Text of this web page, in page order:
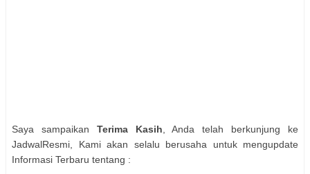
Saya sampaikan Terima Kasih , Anda telah berkunjung ke
JadwalResmi, Kami akan selalu berusaha untuk mengupdate
Informasi Terbaru tentang :